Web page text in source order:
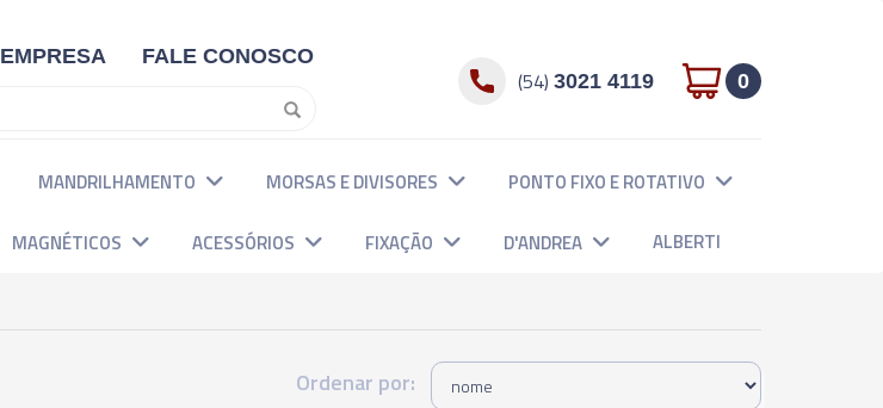
EMPRESA FALE CONOSCO
(54) 3021 4119 0
MANDRILHAMENTO MORSAS E DIVISORES PONTO FIXO E ROTATIVO
MAGNÉTICOS ACESSÓRIOS FIXAÇÃO D'ANDREA ALBERTI
Ordenar por: